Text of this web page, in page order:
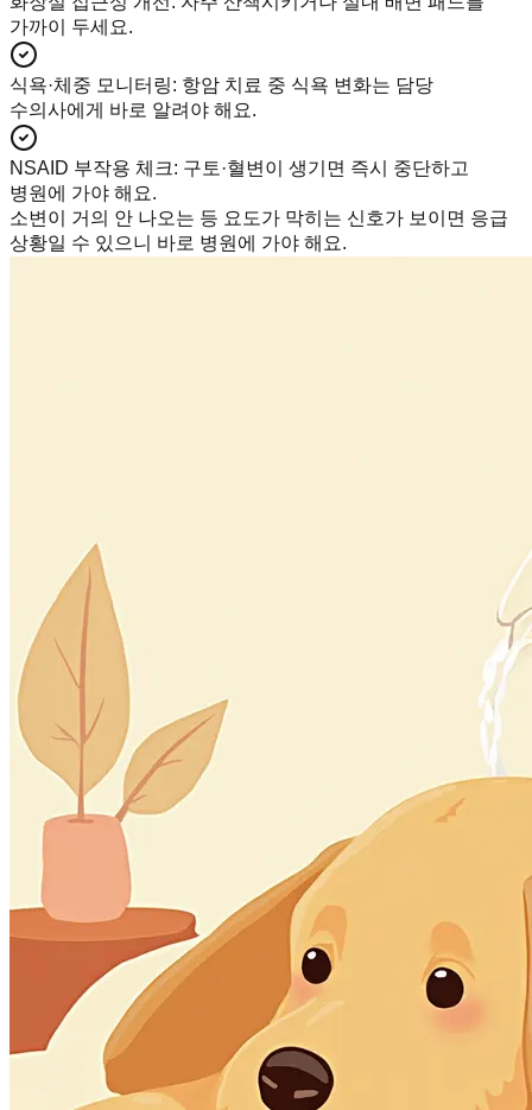
가까이 두세요.
식욕·체중 모니터링: 항암 치료 중 식욕 변화는 담당
수의사에게 바로 알려야 해요.
NSAID 부작용 체크: 구토·혈변이 생기면 즉시 중단하고
병원에 가야 해요.
소변이 거의 안 나오는 등 요도가 막히는 신호가 보이면 응급
상황일 수 있으니 바로 병원에 가야 해요.